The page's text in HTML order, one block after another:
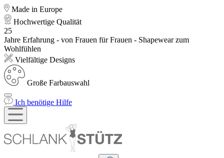
Made in Europe
Hochwertige Qualität
25
Jahre Erfahrung - von Frauen für Frauen - Shapewear zum
Wohlfühlen
Vielfältige Designs
Große Farbauswahl
Ich benötige Hilfe